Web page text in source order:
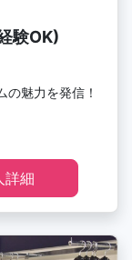
験OK)
の魅力を発信！
詳細